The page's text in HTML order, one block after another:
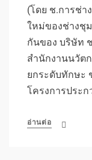
(โดย ช.การช่า
ใหม่ของช่างชุ
กันของ บริษัท
สำนักงานนวัต
ยกระดับทักษะ
โครงการประ
อ่านต่อ